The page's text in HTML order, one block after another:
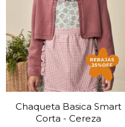
Chaqueta Basica Smart
Corta - Cereza